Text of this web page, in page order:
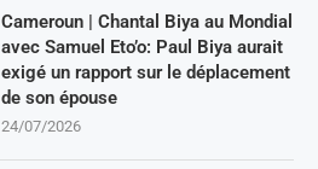
Cameroun | Chantal Biya au Mondial
avec Samuel Eto’o: Paul Biya aurait
exigé un rapport sur le déplacement
de son épouse
24/07/2026